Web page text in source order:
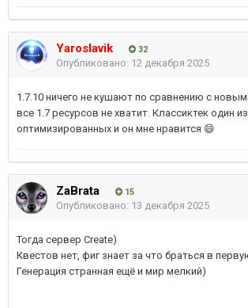
Yaroslavik 32
Опубликовано: 12 декабря 2025
1.7.10 ничего не кушают по сравнению с
все 1.7 ресурсов не хватит. Классиктек один
оптимизированных и он мне нравится 😄
ZaBrata 15
Опубликовано: 13 декабря 2025
Тогда сервер Create)
Квестов нет, фиг знает за что браться в
Генерация странная ещё и мир мелкий)